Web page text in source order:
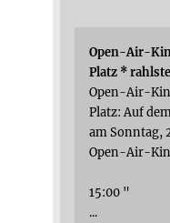
Open-Air-
Platz *
Open-Air-
Platz: Auf
am Sonntag,
Open-Air-
15:00 "
...